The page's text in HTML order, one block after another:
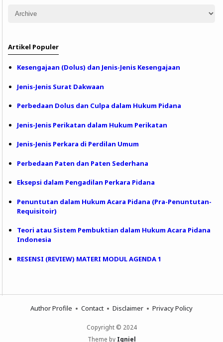
Artikel Populer
Kesengajaan (Dolus) dan Jenis-Jenis Kesengajaan
Jenis-Jenis Surat Dakwaan
Perbedaan Dolus dan Culpa dalam Hukum Pidana
Jenis-Jenis Perikatan dalam Hukum Perikatan
Jenis-Jenis Perkara di Perdilan Umum
Perbedaan Paten dan Paten Sederhana
Eksepsi dalam Pengadilan Perkara Pidana
Penuntutan dalam Hukum Acara Pidana (Pra-Penuntutan-
Requisitoir)
Teori atau Sistem Pembuktian dalam Hukum Acara Pidana
Indonesia
RESENSI (REVIEW) MATERI MODUL AGENDA 1
Author Profile Contact Disclaimer Privacy Policy
Copyright © 2024
Theme by Igniel